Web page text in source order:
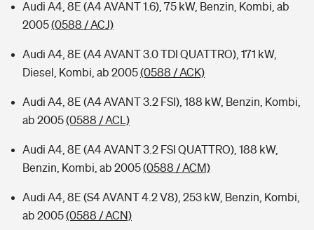
Audi A4, 8E (A4 AVANT 1.6), 75 kW, Benzin, Kombi, ab
2005(0588 / ACJ)
Audi A4, 8E (A4 AVANT 3.0 TDI QUATTRO), 171 kW,
Diesel, Kombi, ab 2005(0588 / ACK)
Audi A4, 8E (A4 AVANT 3.2 FSI), 188 kW, Benzin, Kombi,
ab 2005(0588 / ACL)
Audi A4, 8E (A4 AVANT 3.2 FSI QUATTRO), 188 kW,
Benzin, Kombi, ab 2005(0588 / ACM)
Audi A4, 8E (S4 AVANT 4.2 V8), 253 kW, Benzin, Kombi,
ab 2005(0588 / ACN)